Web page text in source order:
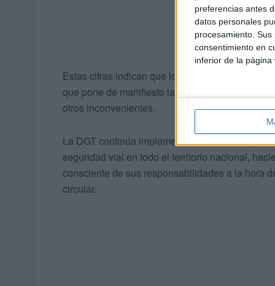
preferencias antes
datos personales
procesamiento.
consentimiento en
inferior de la página
Estas cifras indican que los conductores de
que pone de manifiesto la importancia de
otros inconvenientes.
La DGT continúa implementando medidas
seguridad vial en todo el territorio nacional,
consciente de sus responsabilidades a la hora
circular.